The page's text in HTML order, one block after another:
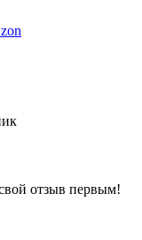
отзыв первым!